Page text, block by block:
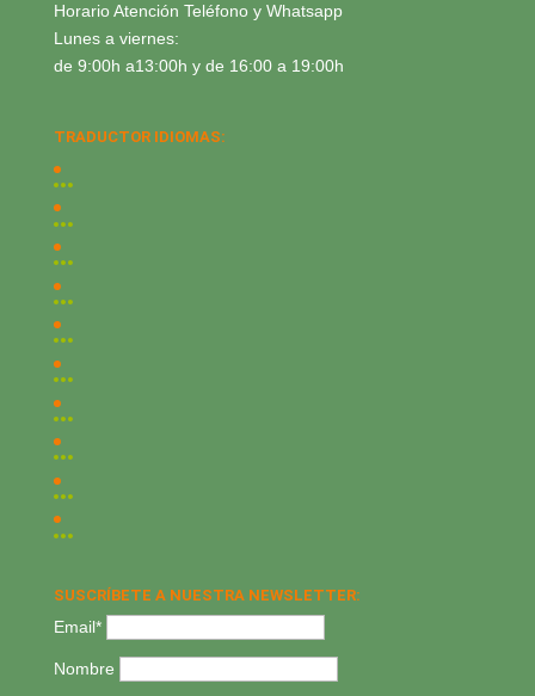
Horario Atención Teléfono y Whatsapp
Lunes a viernes:
de 9:00h a13:00h y de 16:00 a 19:00h
TRADUCTOR IDIOMAS:
SUSCRÍBETE A NUESTRA NEWSLETTER:
Email*
Nombre